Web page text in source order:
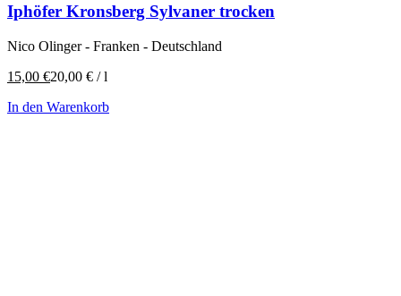
Iphöfer Kronsberg Sylvaner trocken
Nico Olinger - Franken - Deutschland
15,00 €20,00 € /l
In den Warenkorb